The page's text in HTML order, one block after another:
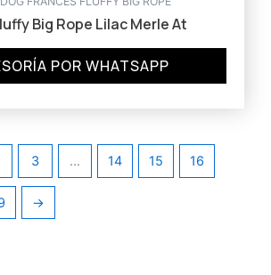
Big Rope Lilac Merle At
POR WHATSAPP
3 … 14 15 16
→